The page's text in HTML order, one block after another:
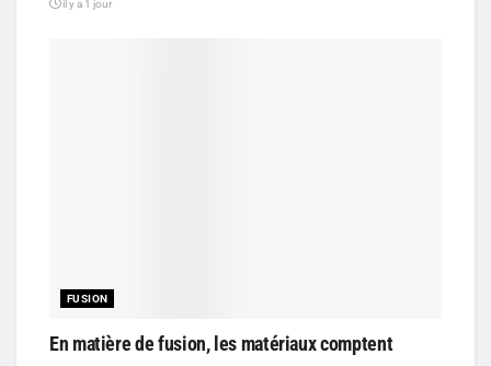
il y a 1 jour
FUSION
En matière de fusion, les matériaux comptent